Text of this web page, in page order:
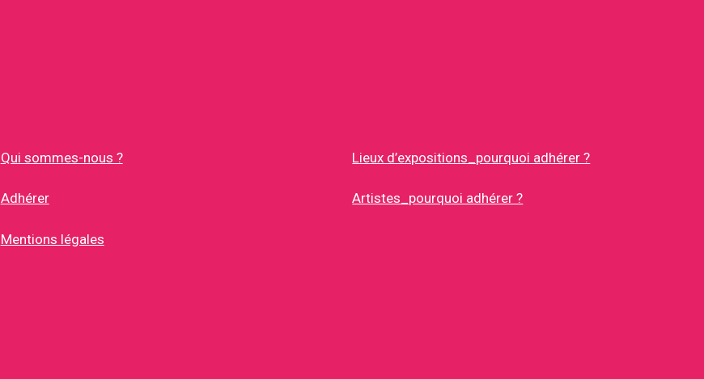
Qui sommes-nous ?
Adhérer
Mentions légales
Lieux d’expositions_pourquoi adhérer ?
Artistes_pourquoi adhérer ?